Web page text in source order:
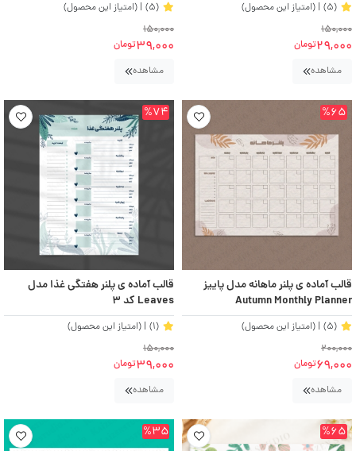
(5)
| (امتیاز این محصول)
150,000
29,000تومان
مشاهده
(5)
| (امتیاز این محصول)
150,000
39,000تومان
مشاهده
%65
قالب آماده ی پلنر ماهانه مدل پاییز
Autumn Monthly Planner
(5)
| (امتیاز این محصول)
200,000
69,000تومان
مشاهده
%74
قالب آماده ی پلنر هفتگی غذا مدل
Leaves کد ۳
(1)
| (امتیاز این محصول)
150,000
39,000تومان
مشاهده
%65
%35